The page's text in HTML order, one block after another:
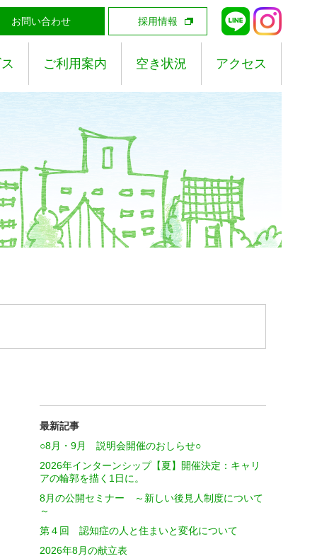
お問い合わせ 採用情報
ご利用案内 空き状況 アクセス
最新記事
○8月・9月 説明会開催のおしらせ○
2026年インターンシップ【夏】開催決定：キャリ
アの輪郭を描く1日に。
8月の公開セミナー ～新しい後見人制度について
～
第４回 認知症の人と住まいと変化について
2026年8月の献立表